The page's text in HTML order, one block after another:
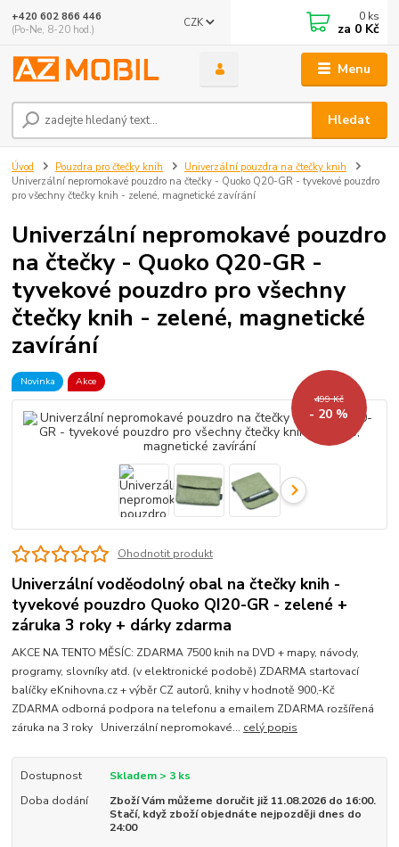
Menu
CZK
Hledat
+420 602 866 446
(Po-Ne, 8-20 hod.)
0 ks
za 0 Kč
Úvod Pouzdra pro čtečky knih
Univerzální pouzdra na čtečky knih
Univerzální nepromokavé pouzdro na čtečky - Quoko Q20-GR - tyvekové pouzdro
pro všechny čtečky knih - zelené, magnetické zavírání
Univerzální nepromokavé pouzdro
na čtečky - Quoko Q20-GR -
tyvekové pouzdro pro všechny
čtečky knih - zelené, magnetické
zavírání
Novinka
Akce
499 Kč
- 20 %
Ohodnotit produkt
Univerzální voděodolný obal na čtečky knih -
tyvekové pouzdro Quoko QI20-GR - zelené +
záruka 3 roky + dárky zdarma
AKCE NA TENTO MĚSÍC: ZDARMA 7500 knih na DVD + mapy, návody,
programy, slovníky atd. (v elektronické podobě) ZDARMA startovací
balíčky eKnihovna.cz + výběr CZ autorů, knihy v hodnotě 900,-Kč
ZDARMA odborná podpora na telefonu a emailem ZDARMA rozšířená
záruka na 3 roky Univerzální nepromokavé... celý popis
Dostupnost
Skladem > 3 ks
Doba dodání
Zboží Vám můžeme doručit již 11.08.2026 do 16:00.
Stačí, když zboží objednáte nejpozději dnes do
24:00